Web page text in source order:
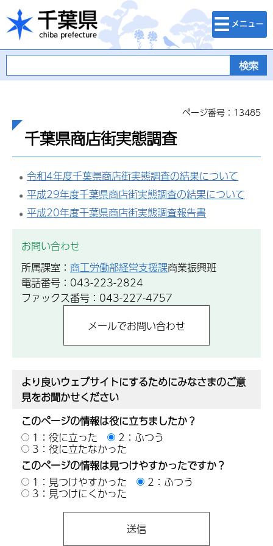
千葉県
検索・メニュ
ー
ページ番号：13485
千葉県商店街実態調査
令和4年度千葉県商店街実態調査の結果について
平成29年度千葉県商店街実態調査の結果について
平成20年度千葉県商店街実態調査報告書
お問い合わせ
所属課室： 商工労働部経営支援課商業振興班
電話番号：043-223-2824
ファックス番号：043-227-4757
より良いウェブサイトにするためにみなさまのご意
見をお聞かせください
このページの情報は役に立ちましたか？
1：役に立った
2：ふつう
3：役に立たなかった
このページの情報は見つけやすかったですか？
1：見つけやすかった
2：ふつう
3：見つけにくかった